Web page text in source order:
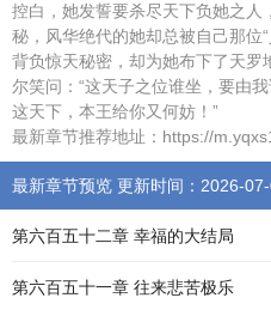
控白，她发誓要杀尽天下负她之
秘，风华绝代的她却总被自己那位
背负惊天秘密，却为她布下了天罗
尔笑问：“这天子之位谁坐，要由
这天下，本王给你又何妨！”
最新章节推荐地址：https://
最新章节预览 更新时间：2026-
第六百五十二章 幸福的大结局
第六百五十一章 往来悲苦极乐